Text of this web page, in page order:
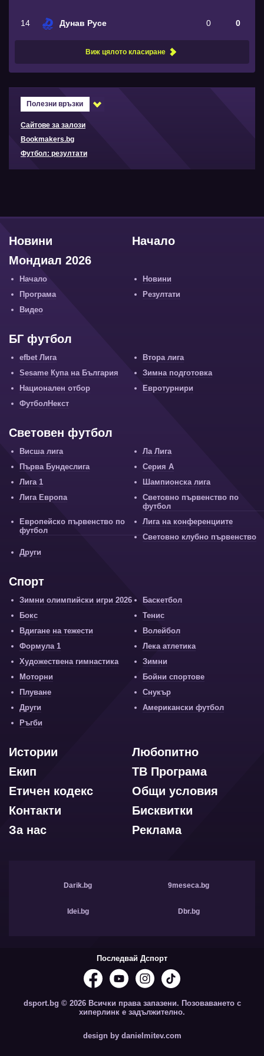
14 Дунав Русе 0 0
Виж цялото класиране
Полезни връзки
Сайтове за залози
Bookmakers.bg
Футбол: резултати
Начало
Новини
Мондиал 2026
Начало
Новини
Програма
Резултати
Видео
БГ футбол
efbet Лига
Втора лига
Sesame Купа на България
Зимна подготовка
Национален отбор
Евротурнири
ФутболНекст
Световен футбол
Висша лига
Ла Лига
Първа Бундеслига
Серия А
Лига 1
Шампионска лига
Лига Европа
Световно първенство по
футбол
Европейско първенство по
футбол
Лига на конференциите
Световно клубно първенство
Други
Спорт
Зимни олимпийски игри 2026
Баскетбол
Бокс
Тенис
Вдигане на тежести
Волейбол
Формула 1
Лека атлетика
Художествена гимнастика
Зимни
Моторни
Бойни спортове
Плуване
Снукър
Други
Американски футбол
Ръгби
Любопитно
Истории
ТВ Програма
Екип
Общи условия
Етичен кодекс
Бисквитки
Контакти
Реклама
За нас
Darik.bg 9meseca.bg
Idei.bg Dbr.bg
Последвай Дспорт
dsport.bg © 2026 Всички права запазени. Позоваването с
хиперлинк е задължително.
design by danielmitev.com